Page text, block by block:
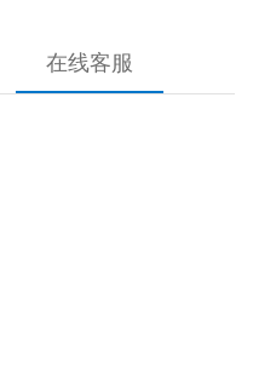
在线客服